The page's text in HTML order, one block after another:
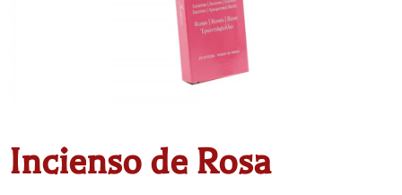
Incienso de Rosa